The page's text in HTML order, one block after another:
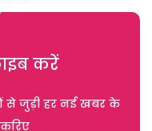
करें
से जुड़ी हर नई खबर के